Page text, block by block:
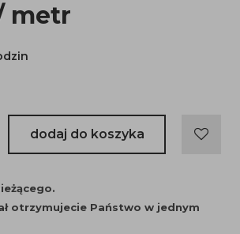
metr
dodaj do koszyka
otrzymujecie Państwo w jednym